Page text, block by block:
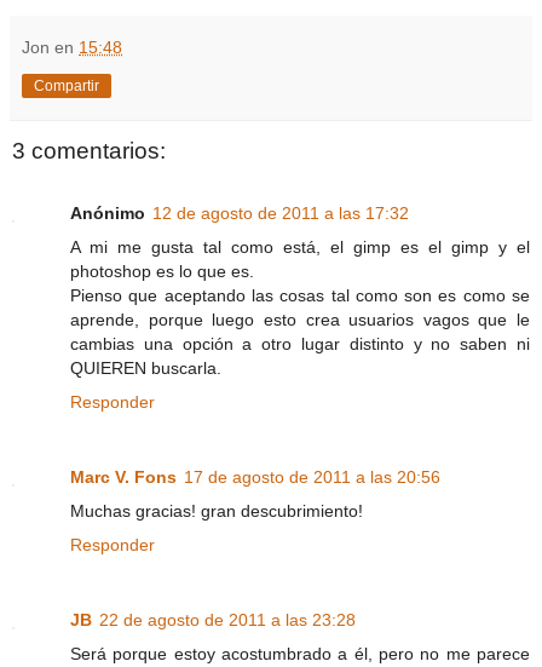
Jon en 15:48
Compartir
3 comentarios:
Anónimo 12 de agosto de 2011 a las 17:32
A mi me gusta tal como está, el gimp es el gimp y el
photoshop es lo que es.
Pienso que aceptando las cosas tal como son es como se
aprende, porque luego esto crea usuarios vagos que le
cambias una opción a otro lugar distinto y no saben ni
QUIEREN buscarla.
Responder
Marc V. Fons 17 de agosto de 2011 a las 20:56
Muchas gracias! gran descubrimiento!
Responder
JB 22 de agosto de 2011 a las 23:28
Será porque estoy acostumbrado a él, pero no me parece